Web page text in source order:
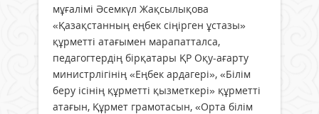
мұғалімі Әсемкүл Жақсылықова
«Қазақстанның еңбек сіңірген ұстазы»
құрметті атағымен марапатталса,
педагогтердің бірқатары ҚР Оқу-ағарту
министрлігінің «Еңбек ардагері», «Білім
беру ісінің құрметті қызметкері» құрметті
атағын, Құрмет грамотасын, «Орта білім